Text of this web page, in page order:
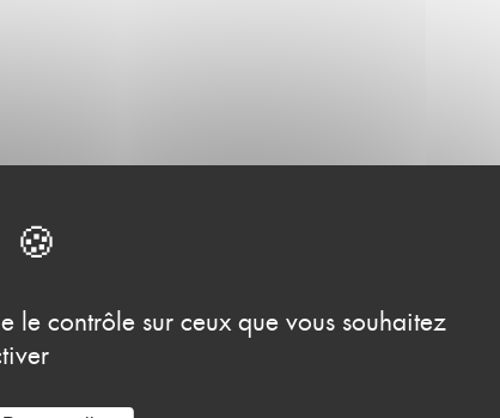
le contrôle sur ceux que vous souhaitez